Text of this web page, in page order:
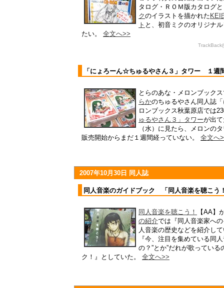
タログ・ＲＯＭ版カタログ
クのイラストを描かれた KEI
ト と、初音ミクのオリジナ
たい。 全文へ>>
「にょろーん☆ちゅるやさん３」タワー １週
とらのあな・メロンブック
らかのちゅるやさん同人誌
ロンブックス秋葉原店では
ゅるやさん３」タワーが出
（水）に見たら、メロンの
販売開始からまだ１週間経っていない。 全文へ
2007年10月30日 同人誌
同人音楽のガイドブック 「同人音楽を聴こう
同人音楽を聴こう！
【AA】
の紹介では『同人音楽家へ
人音楽の歴史などを紹介し
『今、注目を集めている同
の？”とか”だれが歌ってい
ク！』としていた。 全文へ>>